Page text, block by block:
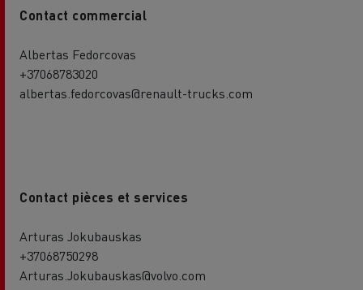
Contact commercial
Albertas Fedorcovas
+37068783020
albertas.fedorcovas@renault-trucks.com
Contact pièces et services
Arturas Jokubauskas
+37068750298
Arturas.Jokubauskas@volvo.com